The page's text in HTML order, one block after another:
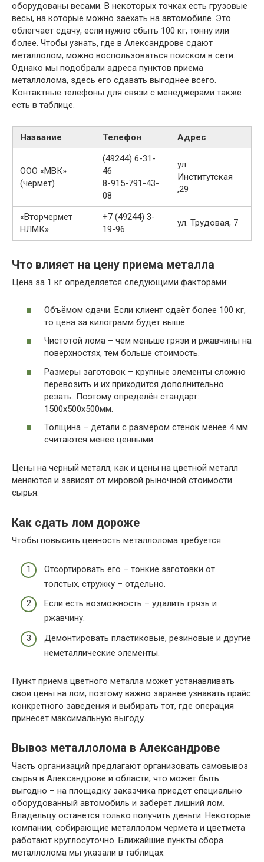
оборудованы весами. В некоторых точках есть грузовые
весы, на которые можно заехать на автомобиле. Это
облегчает сдачу, если нужно сбыть 100 кг, тонну или
более. Чтобы узнать, где в Александрове сдают
металлолом, можно воспользоваться поиском в сети.
Однако мы подобрали адреса пунктов приема
металлолома, здесь его сдавать выгоднее всего.
Контактные телефоны для связи с менеджерами также
есть в таблице.
Название Телефон Адрес
ООО «МВК»
(чермет)
(49244) 6-31-
46
8-915-791-43-
08
ул.
Институтская
,29
«Вторчермет
НЛМК»
+7 (49244) 3-
19-96
ул. Трудовая, 7
Что влияет на цену приема металла
Цена за 1 кг определяется следующими факторами:
Объёмом сдачи. Если клиент сдаёт более 100 кг,
то цена за килограмм будет выше.
Чистотой лома – чем меньше грязи и ржавчины на
поверхностях, тем больше стоимость.
Размеры заготовок – крупные элементы сложно
перевозить и их приходится дополнительно
резать. Поэтому определён стандарт:
1500х500х500мм.
Толщина – детали с размером стенок менее 4 мм
считаются менее ценными.
Цены на черный металл, как и цены на цветной металл
меняются и зависят от мировой рыночной стоимости
сырья.
Как сдать лом дороже
Чтобы повысить ценность металлолома требуется:
Отсортировать его – тонкие заготовки от
толстых, стружку – отдельно.
Если есть возможность – удалить грязь и
ржавчину.
Демонтировать пластиковые, резиновые и другие
неметаллические элементы.
Пункт приема цветного металла может устанавливать
свои цены на лом, поэтому важно заранее узнавать прайс
конкретного заведения и выбирать тот, где операция
принесёт максимальную выгоду.
Вывоз металлолома в Александрове
Часть организаций предлагают организовать самовывоз
сырья в Александрове и области, что может быть
выгодно – на площадку заказчика приедет специально
оборудованный автомобиль и заберёт лишний лом.
Владельцу останется только получить деньги. Некоторые
компании, собирающие металлолом чермета и цветмета
работают круглосуточно. Ближайшие пункты сбора
металлолома мы указали в таблицах.